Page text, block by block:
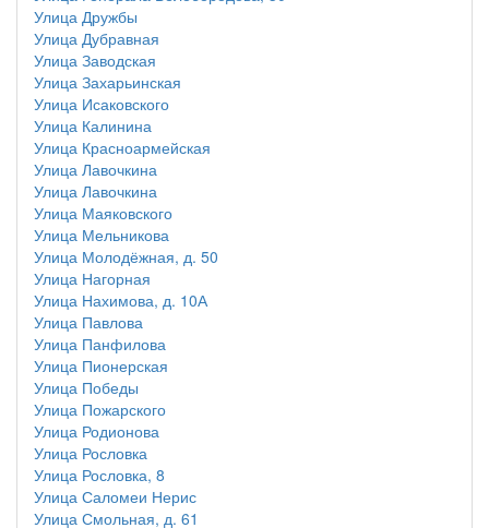
Улица Дружбы
Улица Дубравная
Улица Заводская
Улица Захарьинская
Улица Исаковского
Улица Калинина
Улица Красноармейская
Улица Лавочкина
Улица Лавочкина
Улица Маяковского
Улица Мельникова
Улица Молодёжная, д. 50
Улица Нагорная
Улица Нахимова, д. 10А
Улица Павлова
Улица Панфилова
Улица Пионерская
Улица Победы
Улица Пожарского
Улица Родионова
Улица Рословка
Улица Рословка, 8
Улица Саломеи Нерис
Улица Смольная, д. 61